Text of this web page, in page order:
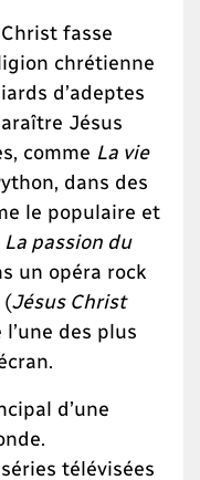
fasse
chrétienne
d’adeptes
Jésus
comme La vie
dans des
le populaire et
La passion du
un opéra rock
(Jésus Christ
des plus
d’une
télévisées